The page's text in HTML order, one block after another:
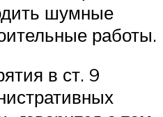
шумные
работы.
в ст. 9